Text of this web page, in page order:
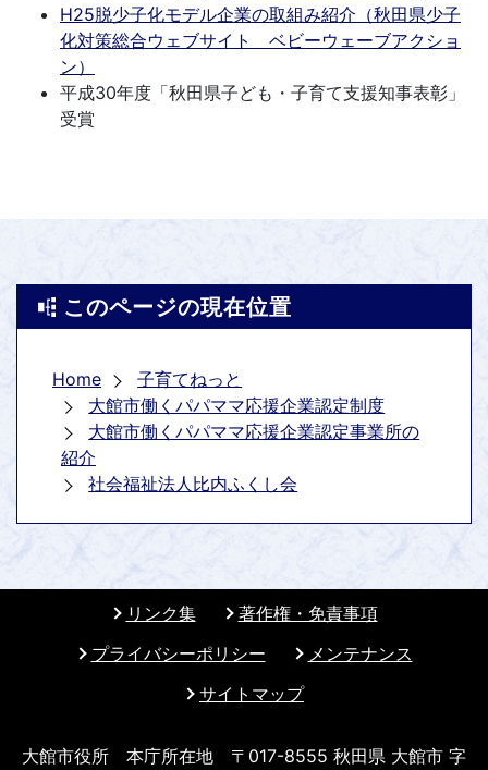
H25脱少子化モデル企業の取組み紹介（秋田県少子
化対策総合ウェブサイト ベビーウェーブアクショ
ン）
平成30年度「秋田県子ども・子育て支援知事表彰」
受賞
このページの現在位置
Home
子育てねっと
大館市働くパパママ応援企業認定制度
大館市働くパパママ応援企業認定事業所の
紹介
社会福祉法人比内ふくし会
リンク集
著作権・免責事項
プライバシーポリシー
メンテナンス
サイトマップ
大館市役所 本庁所在地 〒017-8555 秋田県 大館市 字